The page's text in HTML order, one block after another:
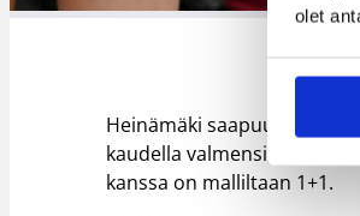
olet
Heinämäki saapuu
kaudella valmensi
kanssa on malliltaan 1+1.